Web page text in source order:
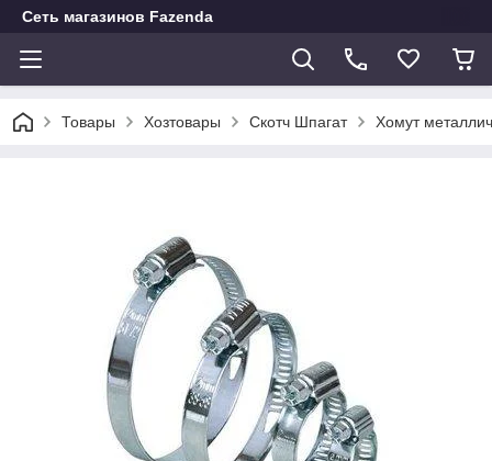
Сеть магазинов Fazenda
Товары Хозтовары Скотч Шпагат Хомут